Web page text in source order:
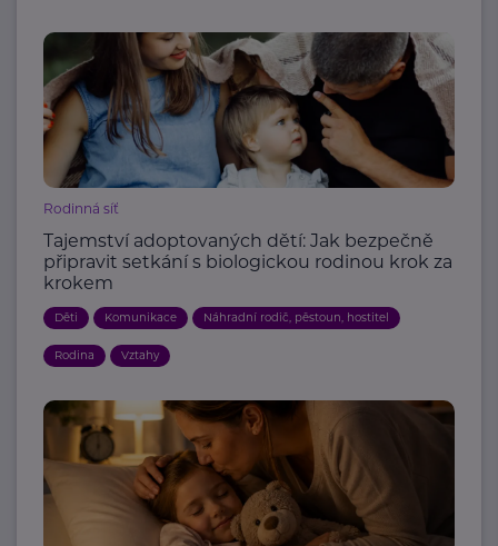
Rodinná síť
Tajemství adoptovaných dětí: Jak bezpečně
připravit setkání s biologickou rodinou krok za
krokem
Děti Komunikace Náhradní rodič, pěstoun, hostitel
Rodina Vztahy